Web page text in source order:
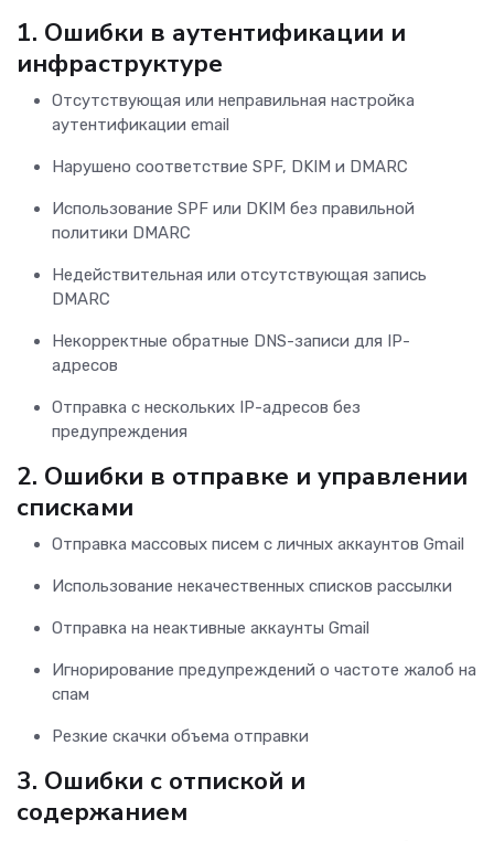
1. Ошибки в аутентификации и
инфраструктуре
Отсутствующая или неправильная настройка
аутентификации email
Нарушено соответствие SPF, DKIM и DMARC
Использование SPF или DKIM без правильной
политики DMARC
Недействительная или отсутствующая запись
DMARC
Некорректные обратные DNS-записи для IP-
адресов
Отправка с нескольких IP-адресов без
предупреждения
2. Ошибки в отправке и управлении
списками
Отправка массовых писем с личных аккаунтов Gmail
Использование некачественных списков рассылки
Отправка на неактивные аккаунты Gmail
Игнорирование предупреждений о частоте жалоб на
спам
Резкие скачки объема отправки
3. Ошибки с отпиской и
содержанием